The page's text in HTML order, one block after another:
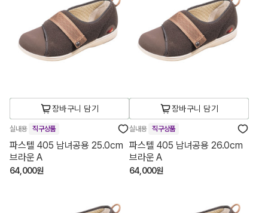
장바구니 담기
실내용 직구상품
파스텔 405 남녀공용 25.0cm
브라운 A
64,000원
장바구니 담기
실내용 직구상품
파스텔 405 남녀공용 26.0cm
브라운 A
64,000원